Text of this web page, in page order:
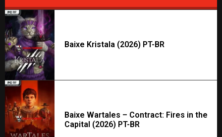
Baixe Kristala (2026) PT-BR
Baixe Wartales – Contract: Fires in the
Capital (2026) PT-BR